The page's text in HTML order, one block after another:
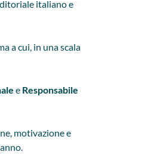
italiano e
a cui, in una scala
e Responsabile
motivazione e